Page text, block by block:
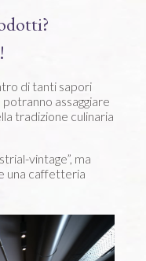
di tanti sapori
assaggiare
tradizione culinaria
vintage”, ma
una caffetteria